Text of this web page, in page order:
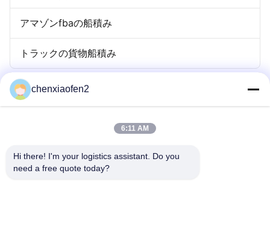
アマゾンfbaの船積み
トラックの貨物船積み
chenxiaofen2
6:11 AM
Hi there! I'm your logistics assistant. Do you
need a free quote today?